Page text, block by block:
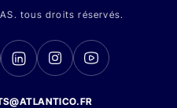
tous droits réservés.